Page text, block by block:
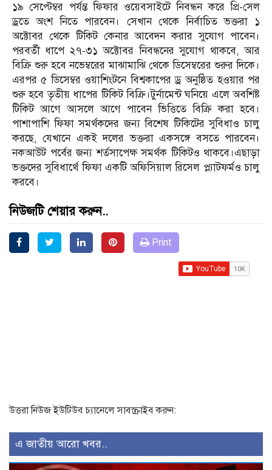
১৯ সেপ্টেম্বর পর্যন্ত ফিফার ওয়েবসাইটে নিবন্ধন করে প্রি-সেল
ড্রতে অংশ নিতে পারবেন। সেখান থেকে নির্বাচিত ভক্তরা ১
অক্টোবর থেকে টিকিট কেনার আবেদন করার সুযোগ পাবেন।
পরবর্তী ধাপে ২৭-৩১ অক্টোবর নিবন্ধনের সুযোগ থাকবে, আর
বিক্রি শুরু হবে নভেম্বরের মাঝামাঝি থেকে ডিসেম্বরের শুরুর দিকে।
এরপর ৫ ডিসেম্বর ওয়াশিংটনে বিশ্বকাপের ড্র অনুষ্ঠিত হওয়ার পর
শুরু হবে তৃতীয় ধাপের টিকিট বিক্রি।টুর্নামেন্ট ঘনিয়ে এলে অবশিষ্ট
টিকিট আগে আসলে আগে পাবেন ভিত্তিতে বিক্রি করা হবে।
পাশাপাশি ফিফা সমর্থকদের জন্য বিশেষ টিকিটের সুবিধাও চালু
করছে, যেখানে একই দলের ভক্তরা একসঙ্গে বসতে পারবেন।
নকআউট পর্বের জন্য শর্তসাপেক্ষ সমর্থক টিকিটও থাকবে।এছাড়া
ভক্তদের সুবিধার্থে ফিফা একটি অফিসিয়াল রিসেল প্ল্যাটফর্মও চালু
করবে।
নিউজটি শেয়ার করুন..
Print
উত্তরা নিউজ ইউটিউব চ্যানেলে সাবস্ক্রাইব করুন:
এ জাতীয় আরো খবর..